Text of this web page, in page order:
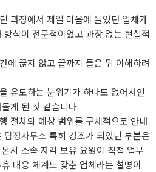
과정에서 제일 마음에 들었던 업체가
식이 전문적이었고 과장 없는 현실적
에 끊지 않고 끝까지 들은 뒤 이해하려
유도하는 분위기가 하나도 없어서인
게 된 것 같습니다.
절차와 예상 범위를 구체적으로 안내
탐정사무소 특히 강조가 되었던 부분은
사 소속 자격 보유 요원이 직접 업무
대응 체계도 갖춘 업체라는 설명이